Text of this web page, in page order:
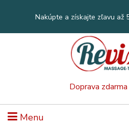
Doprava
Nakúpte a získajte zľavu až
Menu